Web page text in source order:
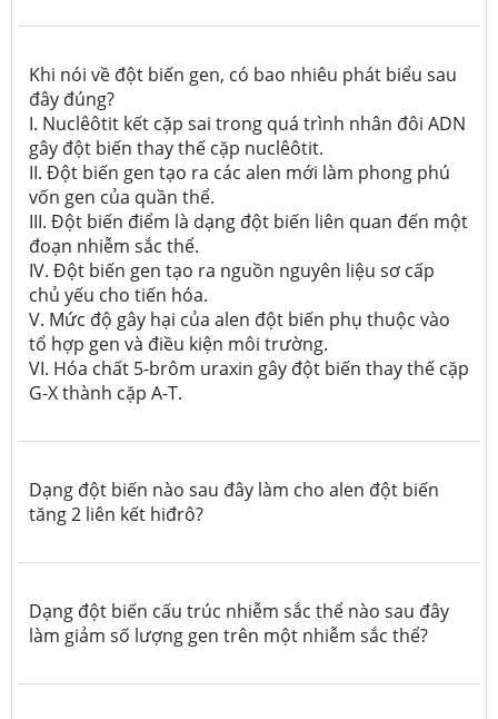
Khi nói về đột biến gen, có bao nhiêu phát biểu sau
đây đúng?
I. Nuclêôtit kết cặp sai trong quá trình nhân đôi ADN
gây đột biến thay thế cặp nuclêôtit.
II. Đột biến gen tạo ra các alen mới làm phong phú
vốn gen của quần thể.
III. Đột biến điểm là dạng đột biến liên quan đến một
đoạn nhiễm sắc thể.
IV. Đột biến gen tạo ra nguồn nguyên liệu sơ cấp
chủ yếu cho tiến hóa.
V. Mức độ gây hại của alen đột biến phụ thuộc vào
tổ hợp gen và điều kiện môi trường.
VI. Hóa chất 5-brôm uraxin gây đột biến thay thế cặp
G-X thành cặp A-T.
Dạng đột biến nào sau đây làm cho alen đột biến
tăng 2 liên kết hiđrô?
Dạng đột biến cấu trúc nhiễm sắc thể nào sau đây
làm giảm số lượng gen trên một nhiễm sắc thể?